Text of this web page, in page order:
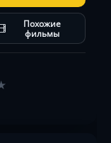
Похожие
фильмы